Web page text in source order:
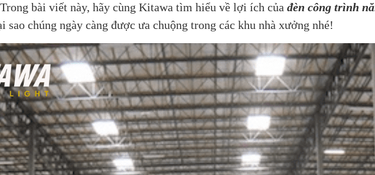
bài viết này, hãy cùng Kitawa tìm hiểu về lợi ích của đèn công trình
sao chúng ngày càng được ưa chuộng trong các khu nhà xưởng nhé!